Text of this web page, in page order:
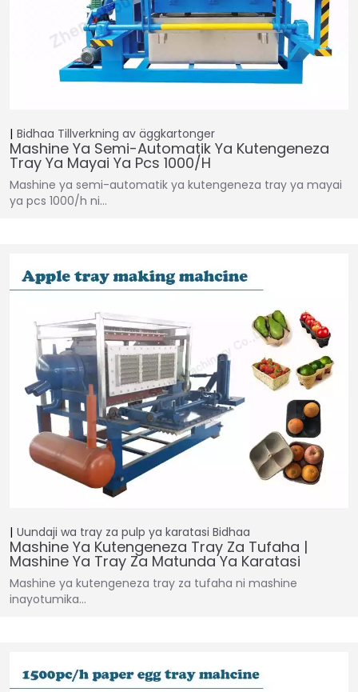
Bidhaa Tillverkning av äggkartonger
Mashine Ya Semi-Automatik Ya Kutengeneza
Tray Ya Mayai Ya Pcs 1000/h
Mashine ya semi-automatik ya kutengeneza tray ya mayai
ya pcs 1000/h ni…
Uundaji wa tray za pulp ya karatasi Bidhaa
Mashine Ya Kutengeneza Tray Za Tufaha |
Mashine Ya Tray Za Matunda Ya Karatasi
Mashine ya kutengeneza tray za tufaha ni mashine
inayotumika…